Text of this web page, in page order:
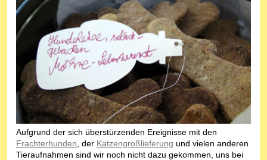
Aufgrund der sich überstürzenden Ereignisse mit den
Frachterhunden , der Katzengroßlieferung und vielen anderen
Tieraufnahmen sind wir noch nicht dazu gekommen, uns bei